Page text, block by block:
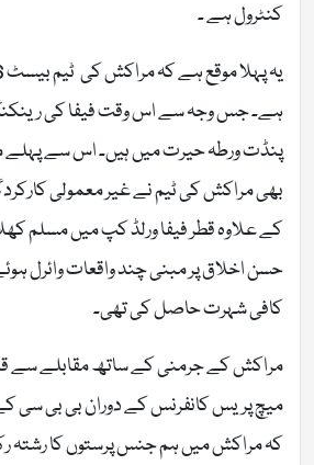
کنٹرول ہے ۔
ہے۔ جس وجہ سے اس وقت فیفا کی
پنڈت ورطہ حیرت میں ہیں۔ اس سے پہلے
بھی مراکش کی ٹیم نے غیر معمولی
کے علاوہ قطر فیفا ورلڈ کپ میں مسلم
حسن اخلاق پر مبنی چند واقعات وائرل
کافی شہرت حاصل کی تھی۔
مراکش کے جرمنی کے ساتھ مقابلے سے
میچ پریس کانفرنس کے دوران بی بی سی کے
کہ مراکش میں ہم جنس پرستوں کا رشتہ